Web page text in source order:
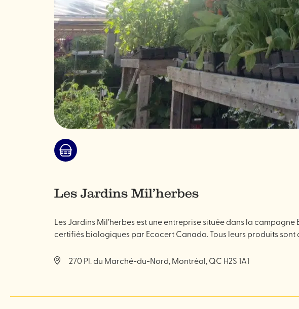
Marché
Les Jardins Mil’herbes
Les Jardins Mil’herbes est une entreprise située dans la
certifiés biologiques par Ecocert Canada. Tous leurs produits
270 Pl. du Marché-du-Nord, Montréal, QC H2S 1A1